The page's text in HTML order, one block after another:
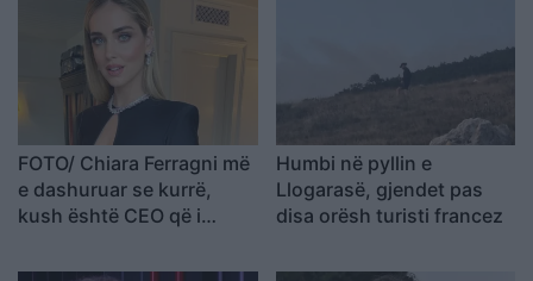
FOTO/ Chiara Ferragni më
e dashuruar se kurrë,
kush është CEO që i
ndarjes
Humbi në pyllin e
Llogarasë, gjendet pas
disa orësh turisti francez